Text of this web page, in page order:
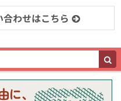
わせはこちら